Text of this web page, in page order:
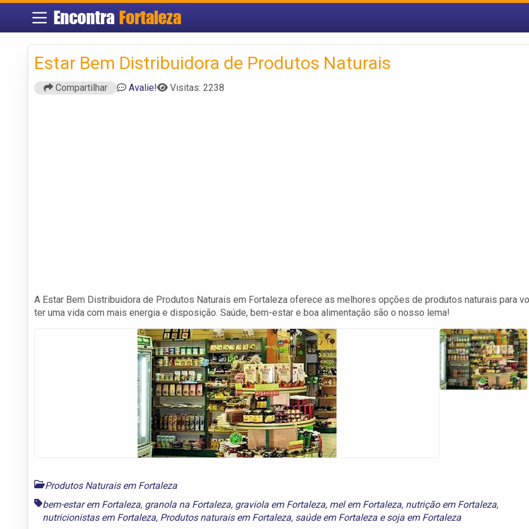
Encontra Fortaleza
Estar Bem Distribuidora de Produtos Naturais
Compartilhar Avalie! Visitas: 2238
A Estar Bem Distribuidora de Produtos Naturais em Fortaleza oferece as melhores opções de produtos naturais para
ter uma vida com mais energia e disposição. Saúde, bem-estar e boa alimentação são o nosso lema!
Produtos Naturais em Fortaleza
bem-estar em Fortaleza, granola na Fortaleza, graviola em Fortaleza, mel em Fortaleza, nutrição em Fortaleza,
nutricionistas em Fortaleza, Produtos naturais em Fortaleza, saúde em Fortaleza esoja em Fortaleza